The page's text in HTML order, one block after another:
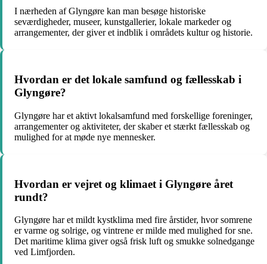
I nærheden af Glyngøre kan man besøge historiske
seværdigheder, museer, kunstgallerier, lokale markeder og
arrangementer, der giver et indblik i områdets kultur og historie.
Hvordan er det lokale samfund og fællesskab i
Glyngøre?
Glyngøre har et aktivt lokalsamfund med forskellige foreninger,
arrangementer og aktiviteter, der skaber et stærkt fællesskab og
mulighed for at møde nye mennesker.
Hvordan er vejret og klimaet i Glyngøre året
rundt?
Glyngøre har et mildt kystklima med fire årstider, hvor somrene
er varme og solrige, og vintrene er milde med mulighed for sne.
Det maritime klima giver også frisk luft og smukke solnedgange
ved Limfjorden.